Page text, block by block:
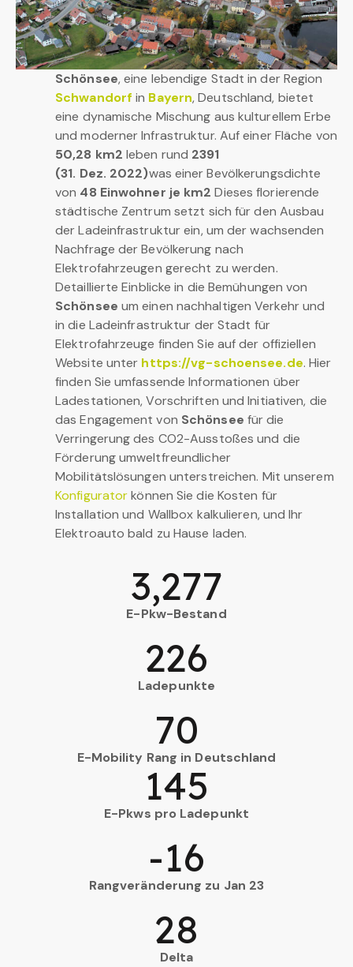
Schönsee, eine lebendige Stadt in der Region
Schwandorf in Bayern, Deutschland, bietet
eine dynamische Mischung aus kulturellem Erbe
und moderner Infrastruktur. Auf einer Fläche von
50,28 km2 leben rund 2391
(31. Dez. 2022)was einer Bevölkerungsdichte
von 48 Einwohner je km2 Dieses florierende
städtische Zentrum setzt sich für den Ausbau
der Ladeinfrastruktur ein, um der wachsenden
Nachfrage der Bevölkerung nach
Elektrofahrzeugen gerecht zu werden.
Detaillierte Einblicke in die Bemühungen von
Schönsee um einen nachhaltigen Verkehr und
in die Ladeinfrastruktur der Stadt für
Elektrofahrzeuge finden Sie auf der offiziellen
Website unter https://vg-schoensee.de. Hier
finden Sie umfassende Informationen über
Ladestationen, Vorschriften und Initiativen, die
das Engagement von Schönsee für die
Verringerung des CO2-Ausstoßes und die
Förderung umweltfreundlicher
Mobilitätslösungen unterstreichen. Mit unserem
Konfiguratorkönnen Sie die Kosten für
Installation und Wallbox kalkulieren, und Ihr
Elektroauto bald zu Hause laden.
E-Pkw-Bestand
3,277
Ladepunkte
226
E-Mobility Rang in Deutschland
70
E-Pkws pro Ladepunkt
145
Rangveränderung zu Jan 23
-16
Delta
28